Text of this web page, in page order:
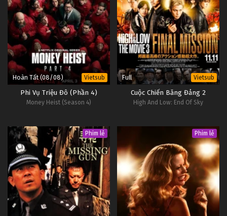
Hoàn Tất (08/08) Vietsub
Phi Vụ Triệu Đô (Phần 4)
Money Heist (Season 4)
Full Vietsub
Cuộc Chiến Băng Đảng 2
High And Low: End Of Sky
Phim lẻ Phim lẻ